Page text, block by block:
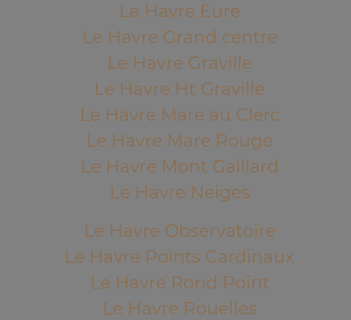
Le Havre Eure
Le Havre Grand centre
Le Havre Graville
Le Havre Ht Graville
Le Havre Mare au Clerc
Le Havre Mare Rouge
Le Havre Mont Gaillard
Le Havre Neiges
Le Havre Observatoire
Le Havre Points Cardinaux
Le Havre Rond Point
Le Havre Rouelles